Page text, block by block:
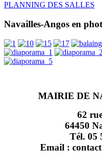
PLANNING DES SALLES
Navailles-Angos en
MAIRIE DE
62
64450
Tél. 05
Email :